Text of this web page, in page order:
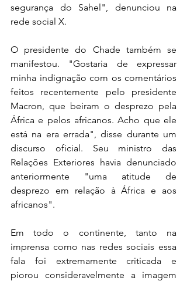
segurança do Sahel", denunciou na
rede social X.
O presidente do Chade também se
manifestou. "Gostaria de expressar
minha indignação com os comentários
feitos recentemente pelo presidente
Macron, que beiram o desprezo pela
África e pelos africanos. Acho que ele
está na era errada", disse durante um
discurso oficial. Seu ministro das
Relações Exteriores havia denunciado
anteriormente "uma atitude de
desprezo em relação à África e aos
africanos".
Em todo o continente, tanto na
imprensa como nas redes sociais essa
fala foi extremamente criticada e
piorou consideravelmente a imagem